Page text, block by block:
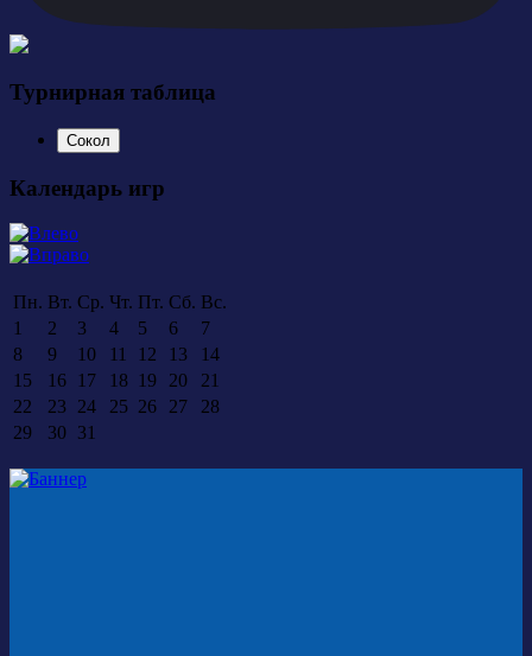
Турнирная таблица
Сокол
Календарь игр
Пн. Вт. Ср. Чт. Пт. Сб. Вс.
1
2 3 4 5 6
7
8
9 10 11 12 13
14
15
16 17 18 19 20
21
22
23 24 25 26 27
28
29
30 31